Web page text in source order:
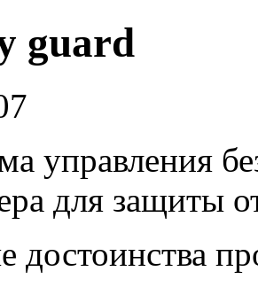
guard
управления
для защиты
достоинства